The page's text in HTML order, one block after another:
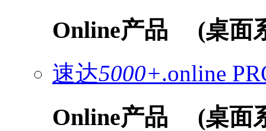
Online产品 (桌面
速达5000+.online
Online产品 (桌面